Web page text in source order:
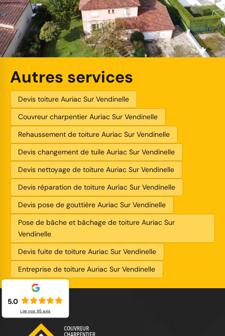
Autres services
Devis toiture Auriac Sur Vendinelle
Couvreur charpentier Auriac Sur Vendinelle
Rehaussement de toiture Auriac Sur Vendinelle
Devis changement de tuile Auriac Sur Vendinelle
Devis nettoyage de toiture Auriac Sur Vendinelle
Devis réparation de toiture Auriac Sur Vendinelle
Devis pose de gouttière Auriac Sur Vendinelle
Pose de bâche et bâchage de toiture Auriac Sur
Vendinelle
Devis fuite de toiture Auriac Sur Vendinelle
Entreprise de toiture Auriac Sur Vendinelle
5.0
Lire nos 95avis